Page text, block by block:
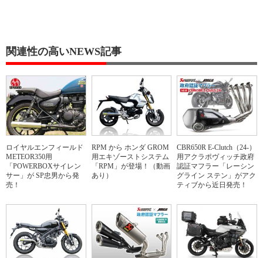
関連性の高いNEWS記事
ロイヤルエンフィールド
METEOR350用
「POWERBOXサイレン
サー」が SP忠男から発
売！
RPM から ホンダ GROM
用エキゾーストシステム
「RPM」が登場！（動画
あり）
CBR650R E-Clutch（24-）
用アクラポヴィッチ政府
認証マフラー「レーシン
グライン ステン」がアク
ティブから近日発売！